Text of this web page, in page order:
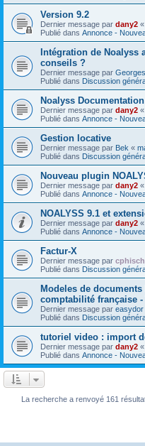
Version 9.2
Dernier message par dany2 «
Publié dans Annonce -
Intégration de Noalyss
conseils ?
Dernier message par
Publié dans Discussion
Noalyss
Dernier message par dany2 «
Publié dans Annonce -
Gestion locative
Dernier message par Bek «
Publié dans Discussion
Nouveau plugin
Dernier message par dany2 «
Publié dans Annonce -
NOALYSS 9.1 et
Dernier message par dany2 «
Publié dans Annonce -
Factur-X
Dernier message par
Publié dans Discussion
Modeles de
comptabilité française -
Dernier message par easydor
Publié dans Discussion
tutoriel video : import
Dernier message par dany2 «
Publié dans Annonce -
La recherche a renvoyé 161